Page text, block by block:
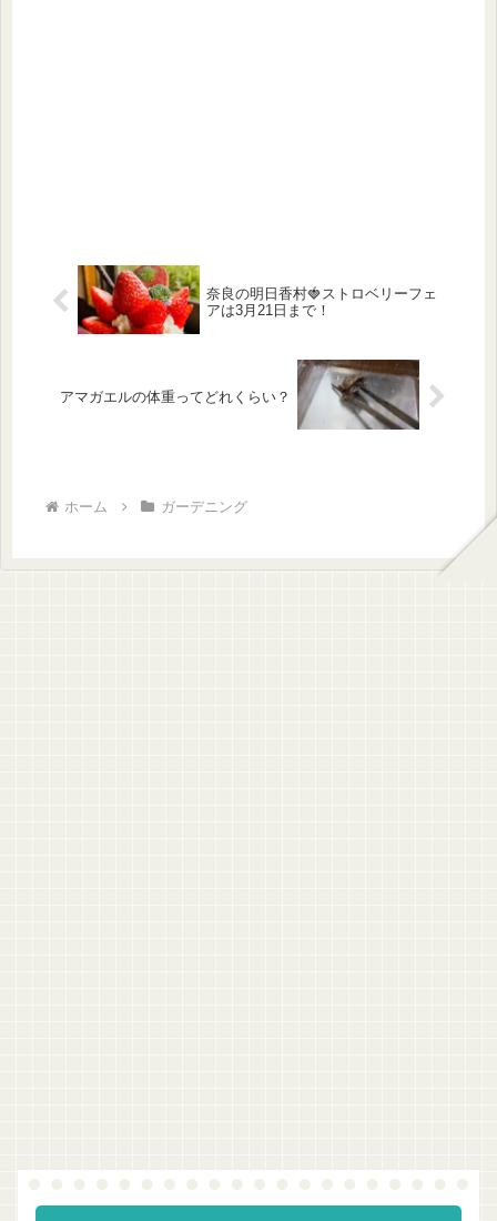
奈良の明日香村🍓ストロベリーフェ
アは3月21日まで！
アマガエルの体重ってどれくらい？
ホーム ガーデニング